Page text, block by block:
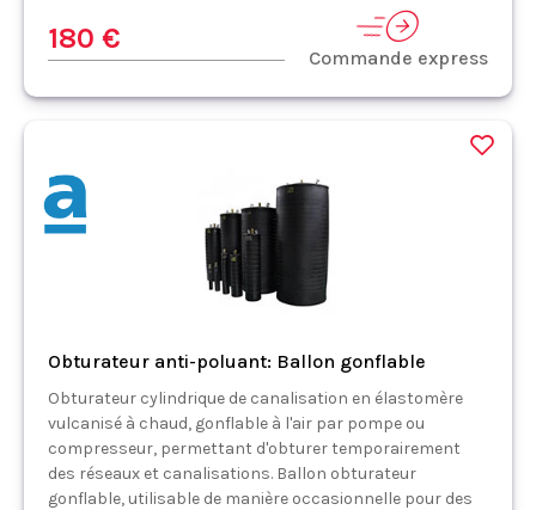
180 €
Commande express
Obturateur anti-poluant: Ballon gonflable
Obturateur cylindrique de canalisation en élastomère
vulcanisé à chaud, gonflable à l'air par pompe ou
compresseur, permettant d'obturer temporairement
des réseaux et canalisations. Ballon obturateur
gonflable, utilisable de manière occasionnelle pour des